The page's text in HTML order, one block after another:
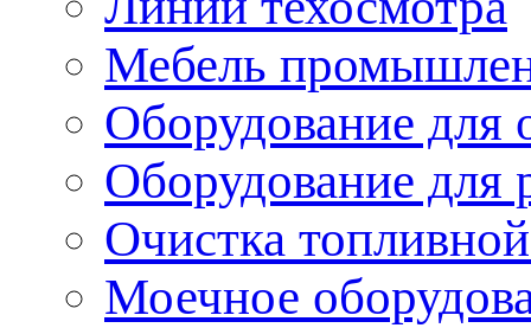
Мебель
Оборудование для
Оборудование для
Очистка
Моечное